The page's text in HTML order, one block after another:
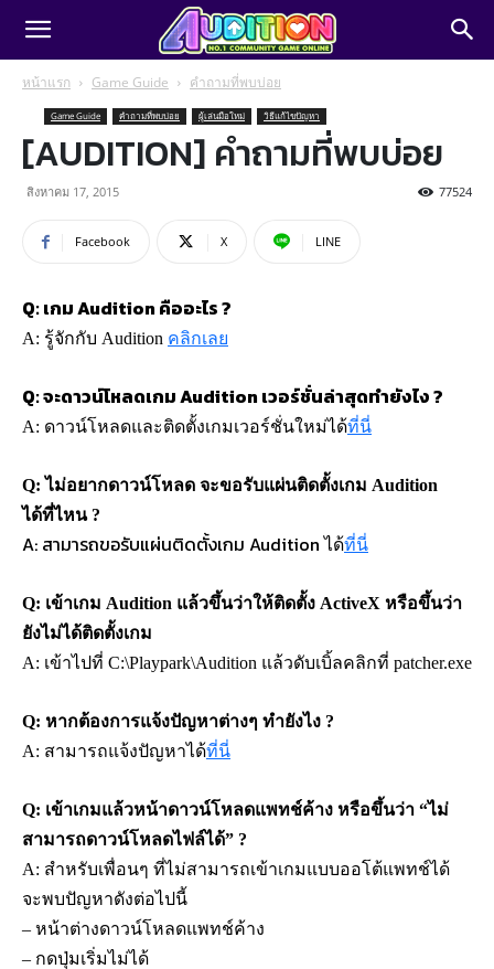
หน้าแรก Game Guide คำถามที่พบบ่อย
Game Guide คำถามที่พบบ่อย ผู้เล่นมือใหม่ วิธีแก้ไขปัญหา
[AUDITION] คำถามที่พบบ่อย
สิงหาคม 17, 2015 77524
Facebook X LINE
Q: เกม Audition คืออะไร ?
A: รู้จักกับ Audition คลิกเลย
Q: จะดาวน์โหลดเกม Audition เวอร์ชั่นล่าสุดทำยังไง ?
A: ดาวน์โหลดและติดตั้งเกมเวอร์ชั่นใหม่ได้ที่นี่
Q: ไม่อยากดาวน์โหลด จะขอรับแผ่นติดตั้งเกม Audition
ได้ที่ไหน ?
A: สามารถขอรับแผ่นติดตั้งเกม Auditionได้ที่นี่
Q: เข้าเกม Audition แล้วขึ้นว่าให้ติดตั้ง ActiveX หรือขึ้นว่า
ยังไม่ได้ติดตั้งเกม
A: เข้าไปที่ C:\Playpark\Audition แล้วดับเบิ้ลคลิกที่ patcher.exe
Q: หากต้องการแจ้งปัญหาต่างๆ ทำยังไง ?
A: สามารถแจ้งปัญหาได้ที่นี่
Q: เข้าเกมแล้วหน้าดาวน์โหลดแพทช์ค้าง หรือขึ้นว่า “ไม่
สามารถดาวน์โหลดไฟล์ได้” ?
A: สำหรับเพื่อนๆ ที่ไม่สามารถเข้าเกมแบบออโต้แพทช์ได้
จะพบปัญหาดังต่อไปนี้
– หน้าต่างดาวน์โหลดแพทช์ค้าง
– กดปุ่มเริ่มไม่ได้